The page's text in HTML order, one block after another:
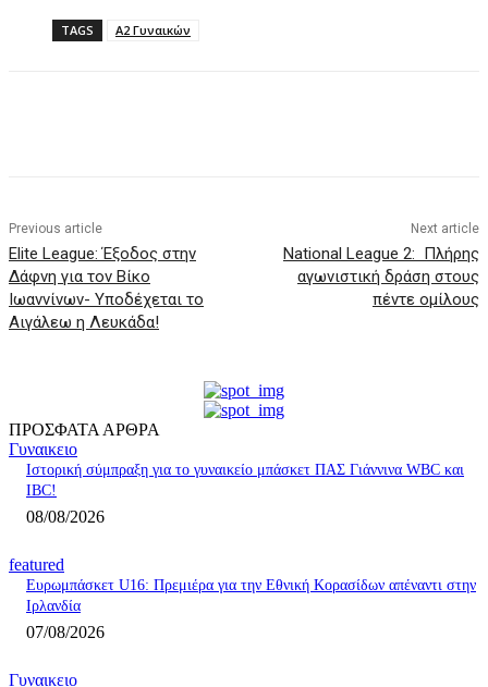
TAGS Α2 Γυναικών
Previous article
Elite League: Έξοδος στην
Δάφνη για τον Βίκο
Ιωαννίνων- Υποδέχεται το
Αιγάλεω η Λευκάδα!
Next article
National League 2: Πλήρης
αγωνιστική δράση στους
πέντε ομίλους
ΠΡΟΣΦΑΤΑ ΑΡΘΡΑ
Γυναικειο
Ιστορική σύμπραξη για το γυναικείο μπάσκετ ΠΑΣ Γιάννινα WBC και
IBC!
08/08/2026
featured
Ευρωμπάσκετ U16: Πρεμιέρα για την Εθνική Κορασίδων απέναντι στην
Ιρλανδία
07/08/2026
Γυναικειο